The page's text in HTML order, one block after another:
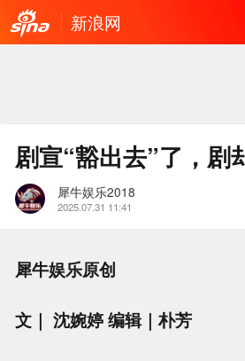
新浪网
剧宣“豁出去”了，剧
犀牛娱乐2018
2025.07.31 11:41
犀牛娱乐原创
文｜ 沈婉婷 编辑｜朴芳